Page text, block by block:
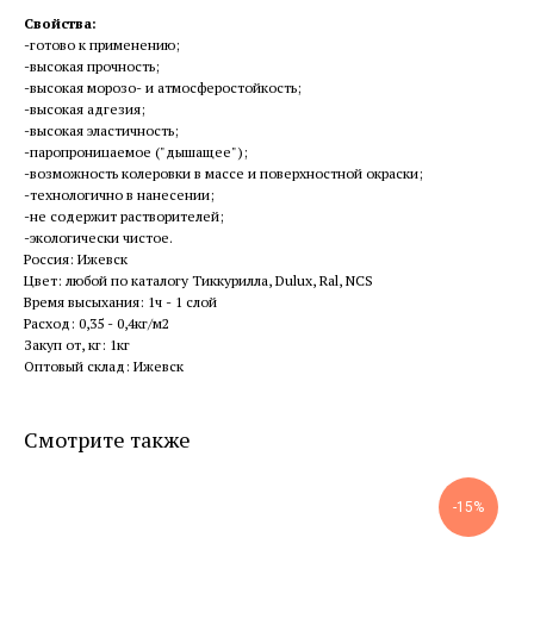
Свойства:
-готово к применению;
-высокая прочность;
-высокая морозо- и атмосферостойкость;
-высокая адгезия;
-высокая эластичность;
-паропроницаемое ("дышащее");
-возможность колеровки в массе и поверхностной окраски;
-технологично в нанесении;
-не содержит растворителей;
-экологически чистое.
Россия: Ижевск
Цвет: любой по каталогу Тиккурилла, Dulux, Ral, NCS
Время высыхания: 1ч - 1 слой
Расход: 0,35 - 0,4кг/м2
Закуп от, кг: 1кг
Оптовый склад: Ижевск
Смотрите также
-15%